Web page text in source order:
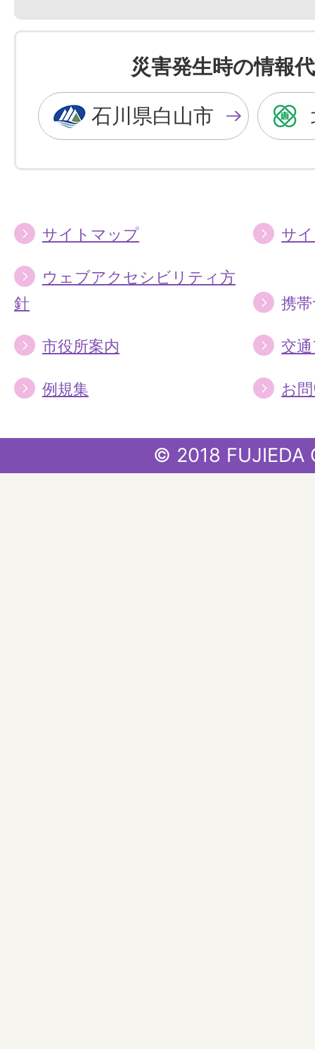
色
を
黒
色
に
色
を
青
色
に
災害発生時の情報
石川県白山市
サイトマップ サ
ウェブアクセシビリティ方
針
携
市役所案内 交
例規集 お
© 2018 FUJIEDA